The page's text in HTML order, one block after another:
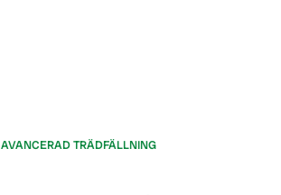
AVANCERAD TRÄDFÄLLNING